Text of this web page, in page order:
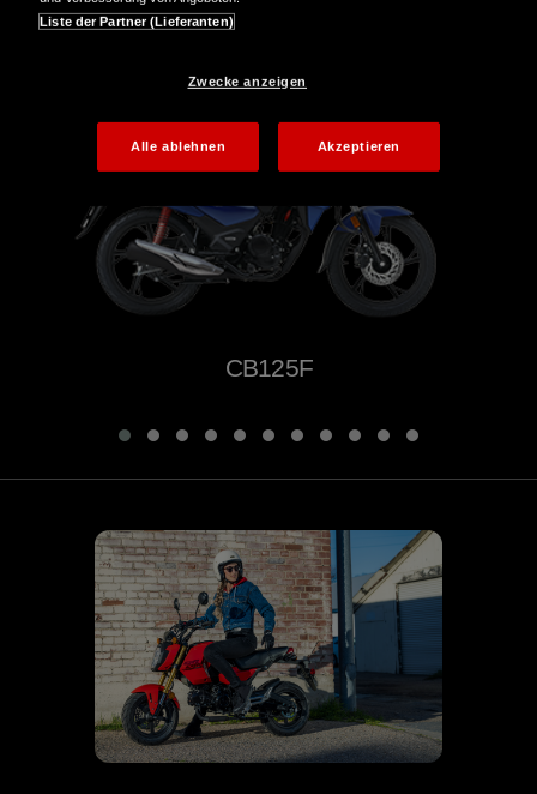
CB125F
Liste der Partner (Lieferanten)
Zwecke anzeigen
Alle ablehnen Akzeptieren